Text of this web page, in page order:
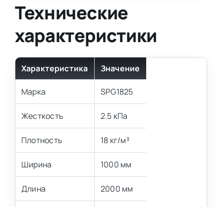
Технические
характеристики
Характеристика Значение
Марка SPG1825
Жесткость 2.5 кПа
Плотность 18 кг/м³
Ширина 1000 мм
Длина 2000 мм